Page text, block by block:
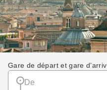
Gare de départ et gare